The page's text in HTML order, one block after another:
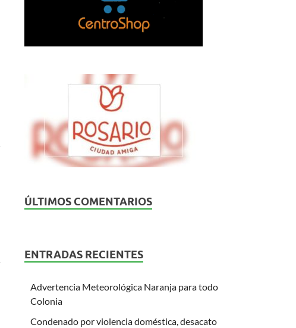
ÚLTIMOS COMENTARIOS
ENTRADAS RECIENTES
Advertencia Meteorológica Naranja para todo
Colonia
Condenado por violencia doméstica, desacato